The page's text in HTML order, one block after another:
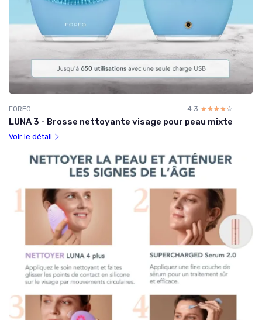
FOREO 4.3 ☆☆☆☆☆
★★★★★
LUNA 3 - Brosse nettoyante visage pour peau mixte
Voir le détail